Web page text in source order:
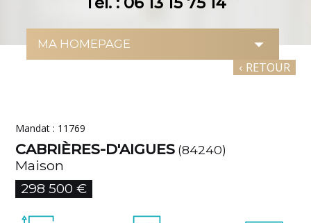
‹ RETOUR
Mandat : 11769
CABRIÈRES-D'AIGUES (84240)
Maison
298 500 €